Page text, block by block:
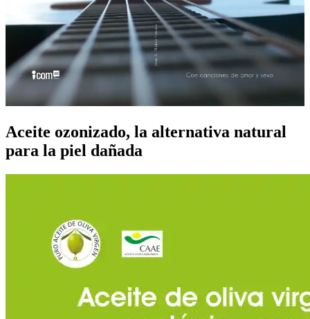
Aceite ozonizado, la alternativa natural
para la piel dañada